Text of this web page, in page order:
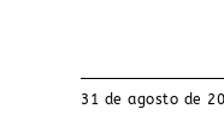
31 de agosto de